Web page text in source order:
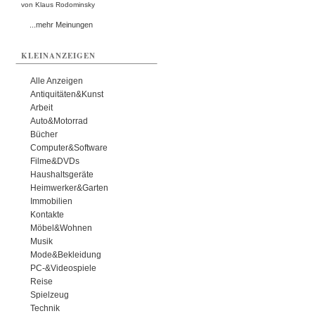
von Klaus Rodominsky
...mehr Meinungen
KLEINANZEIGEN
Alle Anzeigen
Antiquitäten&Kunst
Arbeit
Auto&Motorrad
Bücher
Computer&Software
Filme&DVDs
Haushaltsgeräte
Heimwerker&Garten
Immobilien
Kontakte
Möbel&Wohnen
Musik
Mode&Bekleidung
PC-&Videospiele
Reise
Spielzeug
Technik